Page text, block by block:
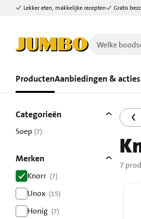
Ga naar zoeken
Ga naar hoofdinhoud
Lekker eten, makkelijke recepten Gratis
ProductenAanbiedingen & acties
7 producten gevonden.
Filters
Categorieën
Soep (7)
Merken
Knorr (7)
resultaten
Unox (15)
resultaten
Honig (7)
7